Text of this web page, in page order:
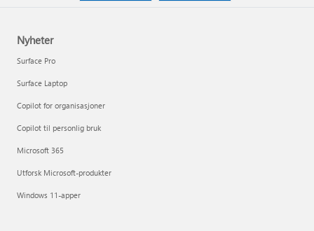
Nyheter
Surface Pro
Surface Laptop
Copilot for organisasjoner
Copilot til personlig bruk
Microsoft 365
Utforsk Microsoft-produkter
Windows 11-apper